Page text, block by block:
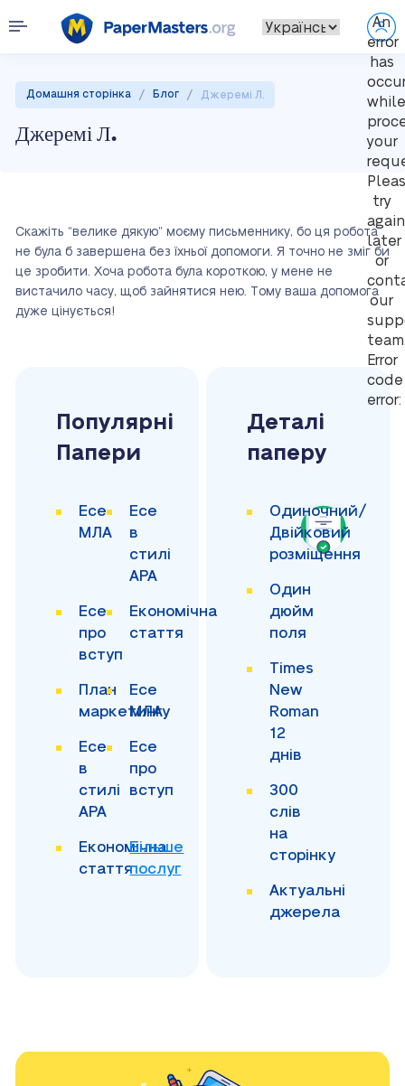
An
error
has
while
your
try
again
later
or
our
Error
code
error:
Домашня сторінка / Блог / Джеремі Л.
Джеремі Л.
Скажіть “велике дякую” моєму письменнику, бо ця робота
не була б завершена без їхньої допомоги. Я точно не зміг би
це зробити. Хоча робота була короткою, у мене не
вистачило часу, щоб зайнятися нею. Тому ваша допомога
дуже цінується!
Популярні
Папери
Есе
МЛА
Есе
в
стилі
APA
Есе
про
вступ
Економічна
стаття
План
маркетингу
Есе
МЛА
Есе
в
стилі
APA
Есе
про
вступ
Економічна
стаття
Більше
послуг
Деталі
паперу
Одиночний/
Двійковий
розміщення
Один
дюйм
поля
Times
New
Roman
12
днів
300
слів
на
сторінку
Актуальні
джерела